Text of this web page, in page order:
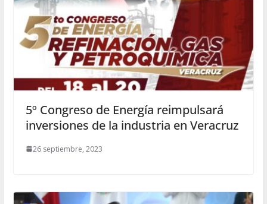
5º Congreso de Energía reimpulsará
inversiones de la industria en Veracruz
26 septiembre, 2023